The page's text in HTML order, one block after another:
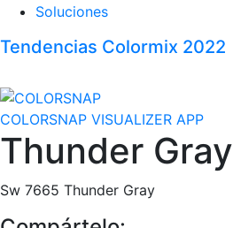
Soluciones
Tendencias Colormix 2022
COLORSNAP VISUALIZER APP
Thunder Gray
Sw 7665 Thunder Gray